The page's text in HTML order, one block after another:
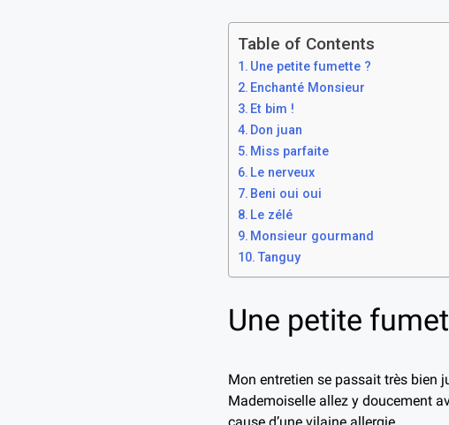
Table of Contents
Une petite fumette ?
Enchanté Monsieur
Et bim !
Don juan
Miss parfaite
Le nerveux
Beni oui oui
Le zélé
Monsieur gourmand
Tanguy
Une petite
Mon entretien se passait très bien
Mademoiselle allez y doucement
cause d’une vilaine allergie.